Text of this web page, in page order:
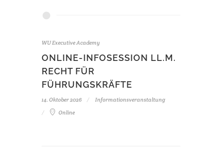
WU Executive Academy
ONLINE-INFOSESSION LL.M.
RECHT FÜR
FÜHRUNGSKRÄFTE
14. Oktober 2026
Informationsveranstaltung
Online